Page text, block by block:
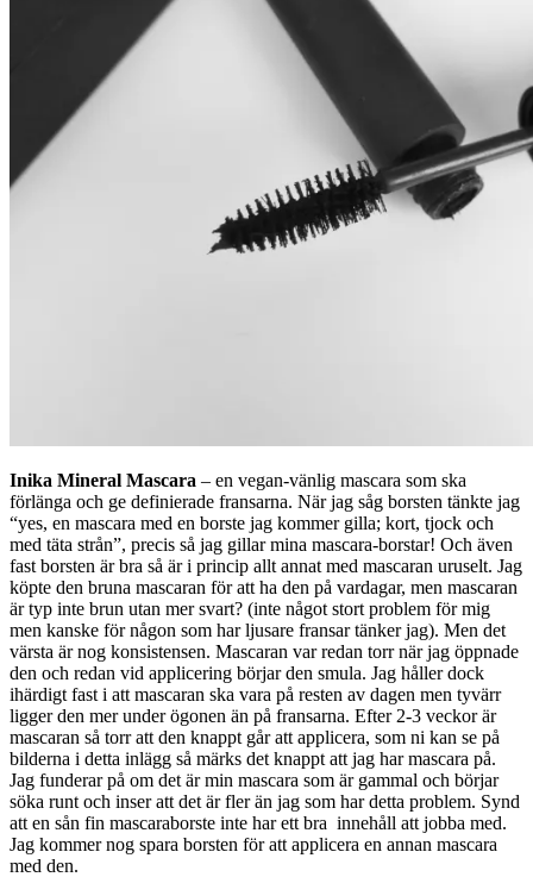
Inika Mineral Mascara – en vegan-vänlig mascara som ska
förlänga och ge definierade fransarna. När jag såg borsten tänkte jag
“yes, en mascara med en borste jag kommer gilla; kort, tjock och
med täta strån”, precis så jag gillar mina mascara-borstar! Och även
fast borsten är bra så är i princip allt annat med mascaran uruselt. Jag
köpte den bruna mascaran för att ha den på vardagar, men mascaran
är typ inte brun utan mer svart? (inte något stort problem för mig
men kanske för någon som har ljusare fransar tänker jag). Men det
värsta är nog konsistensen. Mascaran var redan torr när jag öppnade
den och redan vid applicering börjar den smula. Jag håller dock
ihärdigt fast i att mascaran ska vara på resten av dagen men tyvärr
ligger den mer under ögonen än på fransarna. Efter 2-3 veckor är
mascaran så torr att den knappt går att applicera, som ni kan se på
bilderna i detta inlägg så märks det knappt att jag har mascara på.
Jag funderar på om det är min mascara som är gammal och börjar
söka runt och inser att det är fler än jag som har detta problem. Synd
att en sån fin mascaraborste inte har ett bra innehåll att jobba med.
Jag kommer nog spara borsten för att applicera en annan mascara
med den.